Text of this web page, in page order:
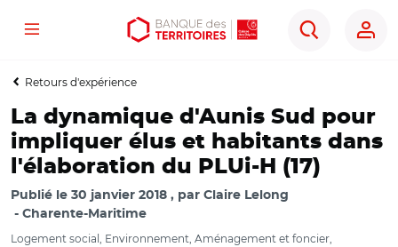
Aller
contenu
Aller
menu
Ouvrir
outils
Menu
Rechercher
Retours d'expérience
La dynamique d'Aunis Sud pour
impliquer élus et habitants dans
l'élaboration du PLUi-H (17)
Publié le 30 janvier 2018 par Claire Lelong
Charente-Maritime
Logement social, Environnement, Aménagement et foncier,